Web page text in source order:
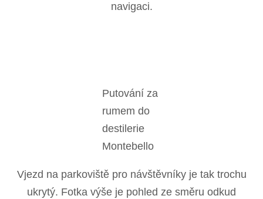
navigaci.
Putování za
rumem do
destilerie
Montebello
Vjezd na parkoviště pro návštěvníky je tak trochu
ukrytý. Fotka výše je pohled ze směru odkud